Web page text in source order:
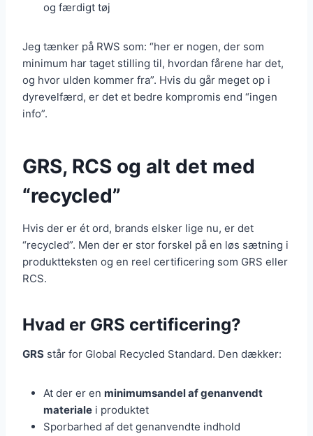
og færdigt tøj
Jeg tænker på RWS som: “her er nogen, der som
minimum har taget stilling til, hvordan fårene har det,
og hvor ulden kommer fra”. Hvis du går meget op i
dyrevelfærd, er det et bedre kompromis end “ingen
info”.
GRS, RCS og alt det med
“recycled”
Hvis der er ét ord, brands elsker lige nu, er det
“recycled”. Men der er stor forskel på en løs sætning i
produktteksten og en reel certificering som GRS eller
RCS.
Hvad er GRS certificering?
GRS står for Global Recycled Standard. Den dækker:
At der er en minimumsandel af genanvendt
materiale i produktet
Sporbarhed af det genanvendte indhold